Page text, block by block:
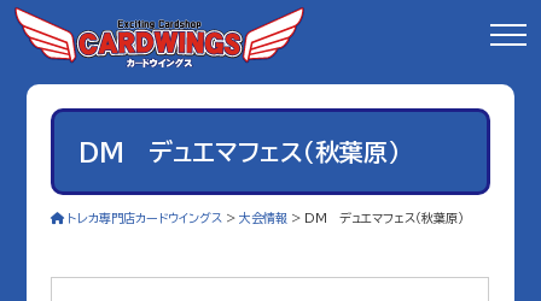
DM デュエマフェス（秋葉原）
トレカ専門店カードウイングス >大会情報 > DM デュエマフェス（秋葉原）